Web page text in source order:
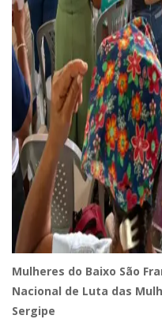
Mulheres do Baixo São
Nacional de Luta das
Sergipe